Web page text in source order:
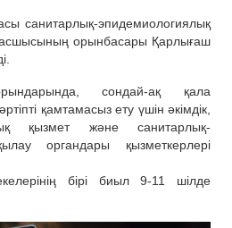
санитарлық-эпидемиологиялық
орынбасары Қарлығаш
сондай-ақ қала
қамтамасыз ету үшін әкімдік,
қызмет және санитарлық-
органдары қызметкерлері
бірі биыл 9-11 шілде